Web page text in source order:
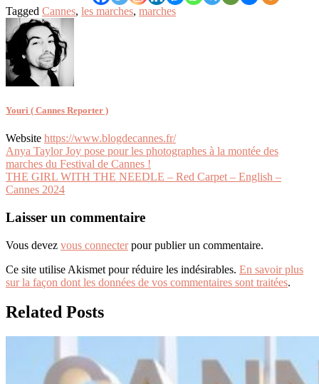
Tagged Cannes, les marches, marches
Youri ( Cannes Reporter )
Website https://www.blogdecannes.fr/
Navigation
de
l’article
Anya Taylor Joy pose pour les photographes à la montée des
marches du Festival de Cannes !
THE GIRL WITH THE NEEDLE – Red Carpet – English –
Cannes 2024
Laisser un commentaire
Vous devez vous connecterpour publier un commentaire.
Ce site utilise Akismet pour réduire les indésirables. En savoir plus
sur la façon dont les données de vos commentaires sont traitées.
Related Posts